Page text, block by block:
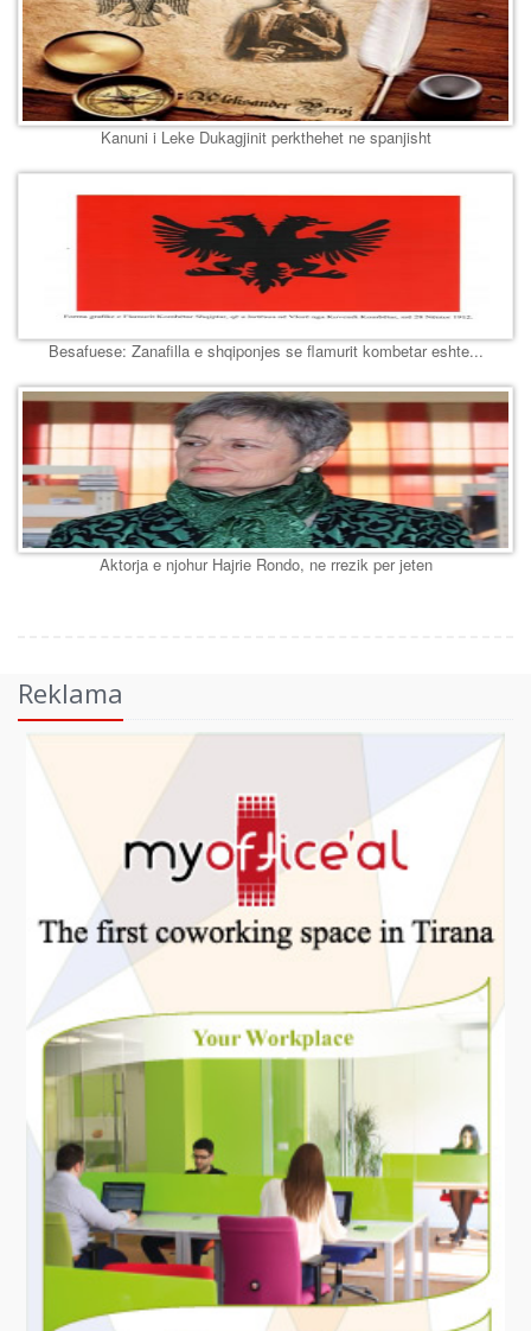
Kanuni i Leke Dukagjinit perkthehet ne spanjisht
Besafuese: Zanafilla e shqiponjes se flamurit kombetar eshte...
Aktorja e njohur Hajrie Rondo, ne rrezik per jeten
Reklama